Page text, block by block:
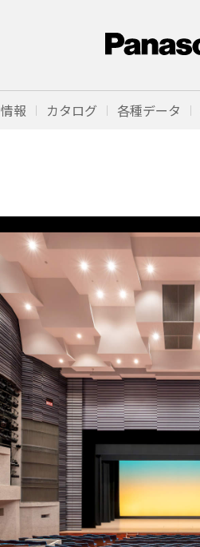
報 カタログ 各種データ